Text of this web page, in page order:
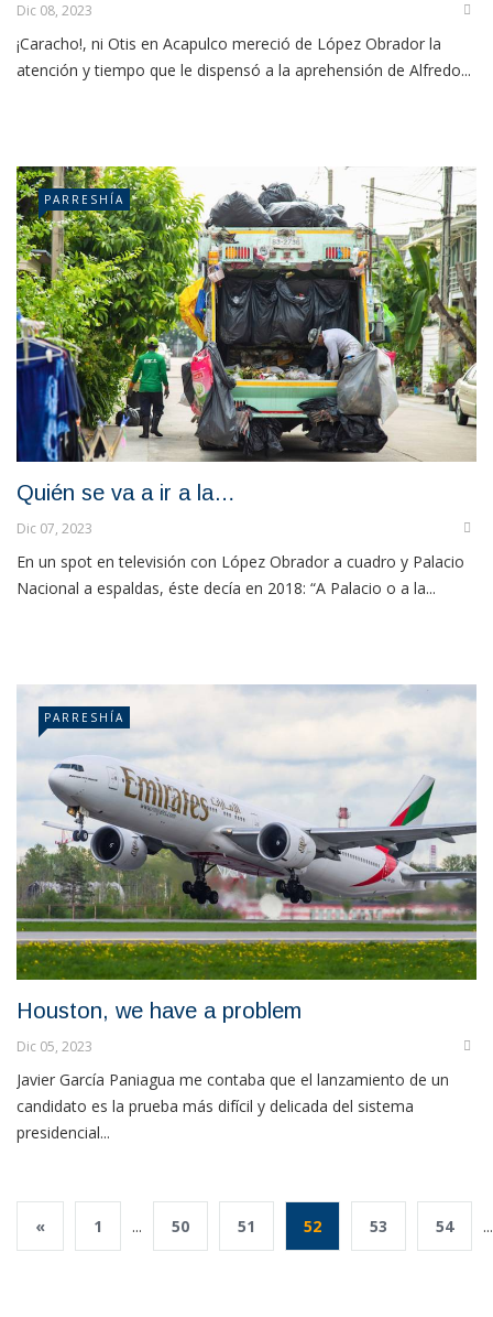
Dic 08, 2023
¡Caracho!, ni Otis en Acapulco mereció de López Obrador la
atención y tiempo que le dispensó a la aprehensión de Alfredo...
PARRESHÍA
Quién se va a ir a la…
Dic 07, 2023
En un spot en televisión con López Obrador a cuadro y Palacio
Nacional a espaldas, éste decía en 2018: “A Palacio o a la...
PARRESHÍA
Houston, we have a problem
Dic 05, 2023
Javier García Paniagua me contaba que el lanzamiento de un
candidato es la prueba más difícil y delicada del sistema
presidencial...
« 1 ... 50 51 52 53 54 ...